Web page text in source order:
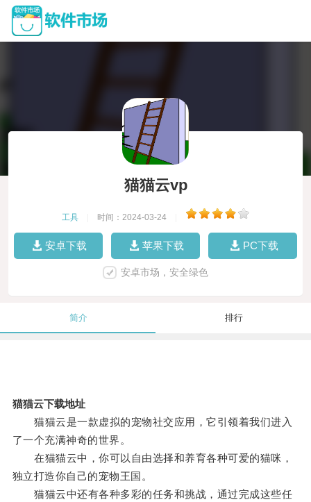
猫猫云vp
工具 时间：2024-03-24
安卓下载 苹果下载 PC下载
安卓市场，安全绿色
简介 排行
猫猫云下载地址
猫猫云是一款虚拟的宠物社交应用，它引领着我们进入
了一个充满神奇的世界。
在猫猫云中，你可以自由选择和养育各种可爱的猫咪，
独立打造你自己的宠物王国。
猫猫云中还有各种多彩的任务和挑战，通过完成这些任